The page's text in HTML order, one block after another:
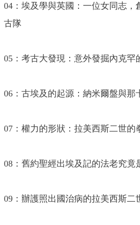
04：埃及學與英國：一位女同志，
古隊
05：考古大發現：意外發掘內克罕
06：古埃及的起源：納米爾盤與那
07：權力的形狀：拉美西斯二世的
08：舊約聖經出埃及記的法老究竟
09：辦護照出國治病的拉美西斯二